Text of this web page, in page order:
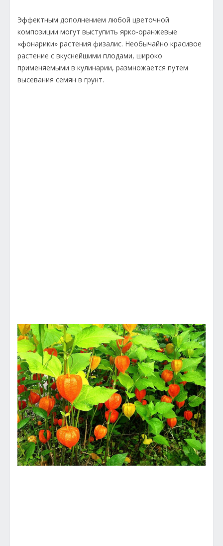
Эффектным дополнением любой цветочной
композиции могут выступить ярко-оранжевые
«фонарики» растения физалис. Необычайно красивое
растение с вкуснейшими плодами, широко
применяемыми в кулинарии, размножается путем
высевания семян в грунт.